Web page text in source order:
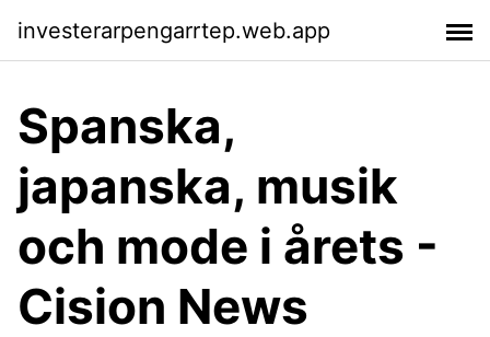
investerarpengarrtep.web.app
Spanska,
japanska, musik
och mode i årets -
Cision News